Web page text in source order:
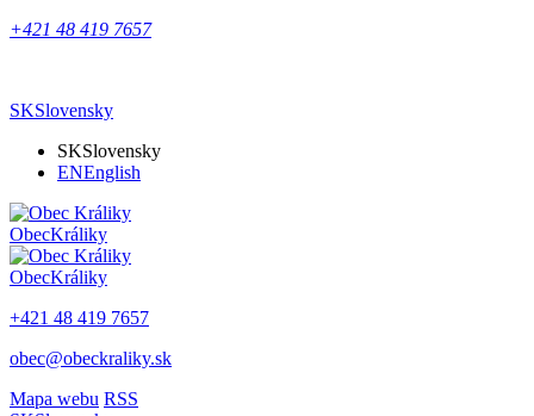
+421 48 419 7657
SKSlovensky
SKSlovensky
ENEnglish
ObecKráliky
ObecKráliky
+421 48 419 7657
obec@obeckraliky.sk
Mapa webu RSS